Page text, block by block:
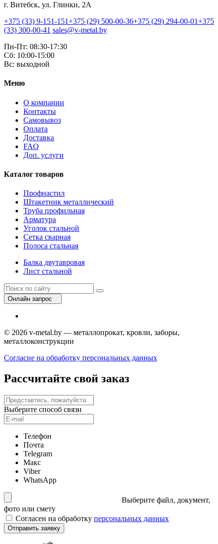
г. Витебск, ул. Глинки, 2А
+375 (33) 9-151-151+375 (29) 500-00-36+375 (29) 294-00-01+375
(33) 300-00-41 sales@v-metal.by
Пн-Пт: 08:30-17:30
Cб: 10:00-15:00
Вс: выходной
Меню
О компании
Контакты
Самовывоз
Оплата
Доставка
FAQ
Доп. услуги
Каталог товаров
Профнастил
Штакетник металлический
Труба профильная
Арматура
Уголок стальной
Сетка сварная
Полоса стальная
Балка двутавровая
Лист стальной
Онлайн запрос
© 2026 v-metal.by — металлопрокат, кровли, заборы,
металлоконструкции
Согласие на обработку персональных данных
Рассчитайте свой заказ
Выберите способ связи
Телефон
Почта
Telegram
Макс
Viber
WhatsApp
Выберите файл, документ,
фото или смету
Согласен на обработку персональных данных
Отправить заявку